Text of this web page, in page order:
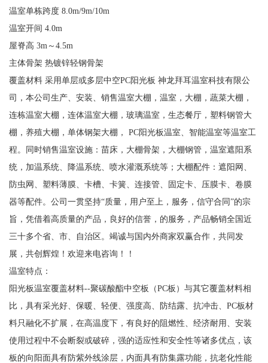
温室单栋跨度 8.0m/9m/10m
温室开间 4.0m
屋脊高 3m～4.5m
主体骨架 热镀锌轻钢骨架
覆盖材料 采用单层或多层中空PC阳光板 神龙拜耳温室科技有限公
司，本公司生产、安装、销售温室大棚，温室，大棚，蔬菜大棚，
连栋温室大棚，连体温室大棚，玻璃温室，生态餐厅，塑料钢管大
棚，养殖大棚，单体钢架大棚， PC阳光板温室、智能温室等温室工
程。同时销售温室设施：苗床，大棚骨架，大棚钢管，温室遮阳系
统，加温系统、降温系统、喷水灌溉系统等；大棚配件：遮阳网、
防虫网、塑料薄膜、卡槽、卡簧、连接管、固定卡、压膜卡、卷膜
器等配件。公司一贯坚持“质量，用户至上，服务，信守合同”的宗
旨，凭借着高质量的产品，良好的信誉，的服务，产品畅销全国近
三十多个省、市、自治区。竭诚与国内外商家双赢合作，共同发
展，共创辉煌！欢迎来电咨询！！
温室特点：
阳光板温室覆盖材料--聚碳酸酯中空板（PC板）与其它覆盖材料相
比，具有采光好、保暖、轻便、强度高、防结露、抗冲击、PC板材
料只融化不扩展，在高温度下，有良好的阻燃性、经济耐用、安装
使用过程中不会断裂或破碎，强的适应性和安全性等诸多优点，该
板的向阳面具有防紫外线涂层，内面具有防集露功能，抗老化性能